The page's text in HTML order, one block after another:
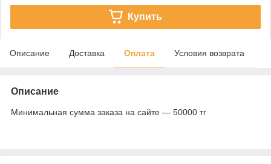
Купить
Описание Доставка Оплата Условия возврата
Описание
Минимальная сумма заказа на сайте — 50000 тг